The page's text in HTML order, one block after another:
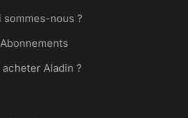
sommes-nous ?
Abonnements
acheter Aladin ?